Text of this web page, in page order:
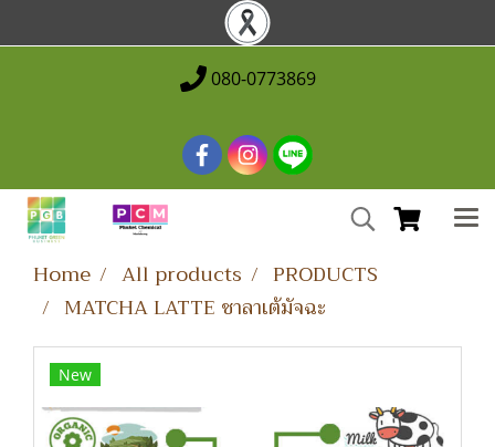
080-0773869
Home All products
PRODUCTS
MATCHA LATTE ชาลาเต้มัจฉะ
New